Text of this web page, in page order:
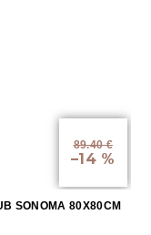
89.40 €
–14 %
SONOMA 80X80CM